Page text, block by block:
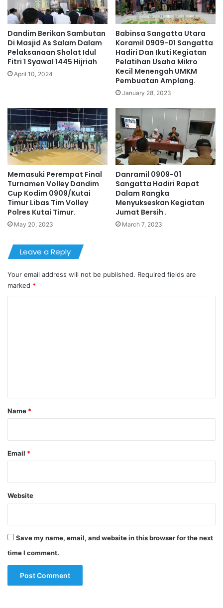
Dandim Berikan Sambutan
Di Masjid As Salam Dalam
Pelaksanaan Sholat Idul
Fitri 1 Syawal 1445 Hijriah
April 10, 2024
Babinsa Sangatta Utara
Koramil 0909-01 Sangatta
Hadiri Dan Ikuti Kegiatan
Pelatihan Usaha Mikro
Kecil Menengah UMKM
Pembuatan Amplang.
January 28, 2023
Memasuki Perempat Final
Turnamen Volley Dandim
Cup Kodim 0909/Kutai
Timur Libas Tim Volley
Polres Kutai Timur.
May 20, 2023
Danramil 0909-01
Sangatta Hadiri Rapat
Dalam Rangka
Menyukseskan Kegiatan
Jumat Bersih .
March 7, 2023
Leave a Reply
Your email address will not be published. Required fields are
marked *
*
Name *
Email *
Website
Save my name, email, and website in this browser for the next
time I comment.